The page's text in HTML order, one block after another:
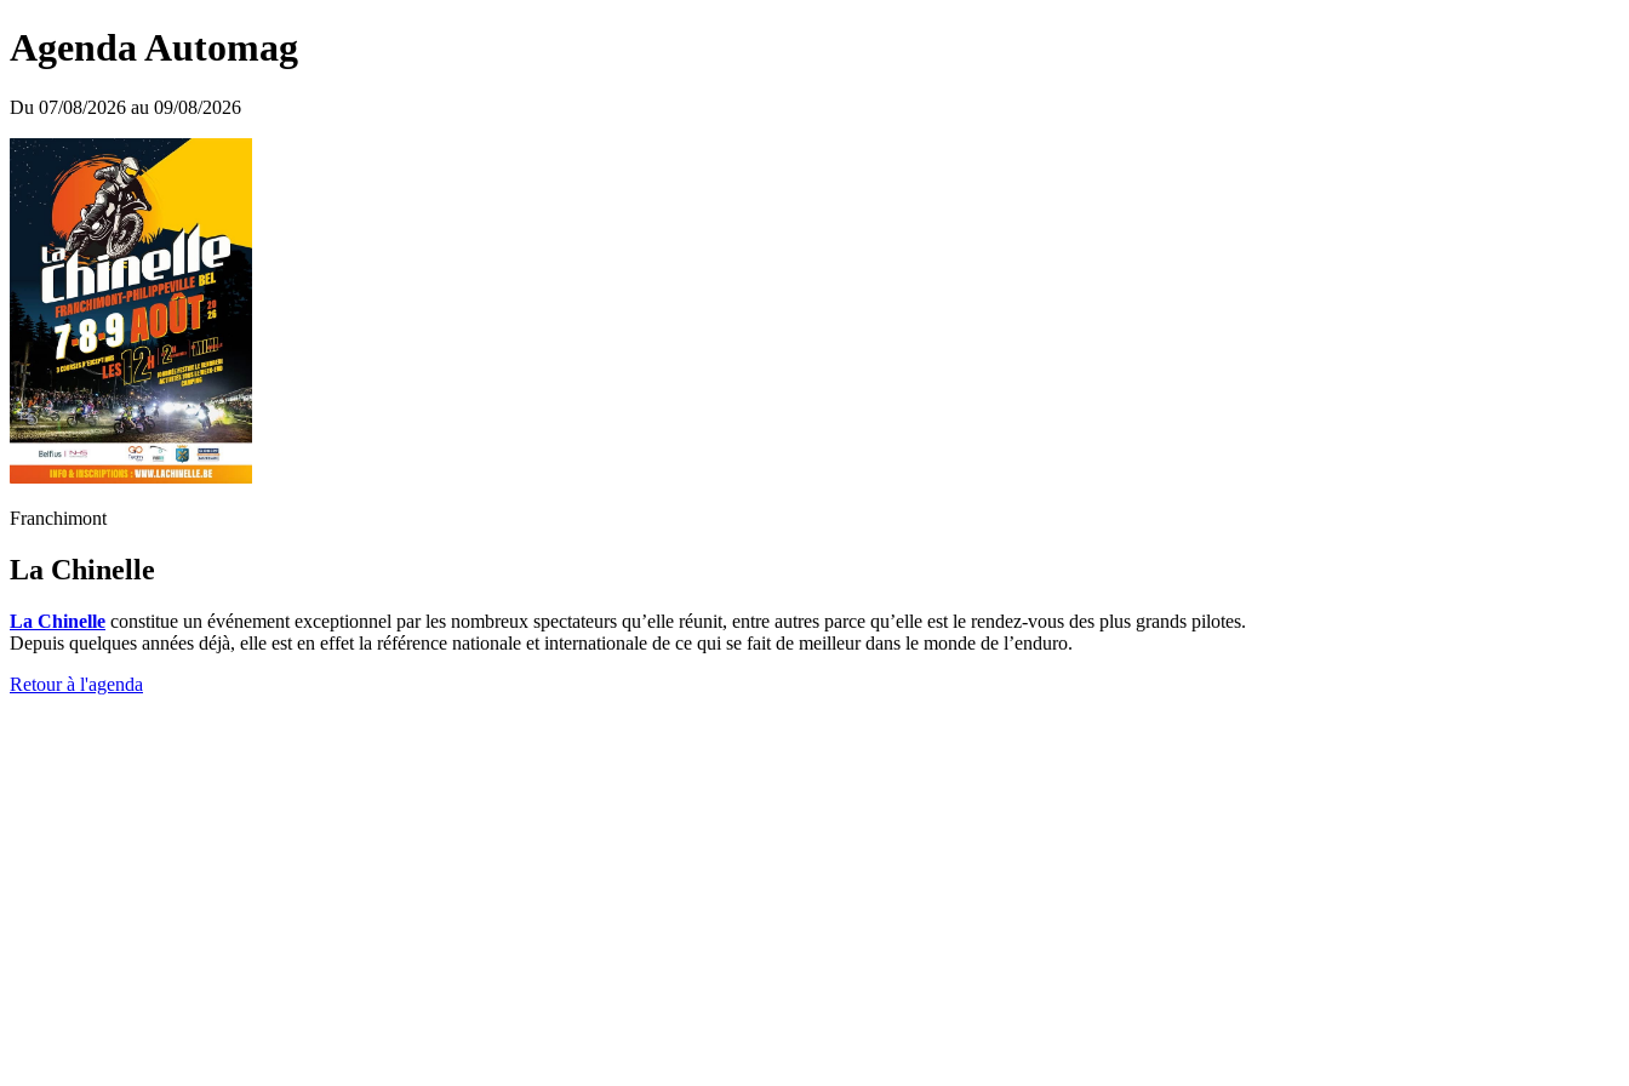
Agenda Automag
Du 07/08/2026 au 09/08/2026
Franchimont
La Chinelle
La Chinelle constitue un événement exceptionnel par les nombreux spectateurs qu’elle réunit, entre autres parce qu’elle est le rendez-vous des plus grands pilotes.
Depuis quelques années déjà, elle est en effet la référence nationale et internationale de ce qui se fait de meilleur dans le monde de l’enduro.
Retour à l'agenda